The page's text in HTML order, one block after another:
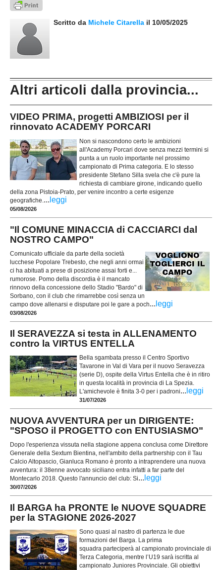
Scritto da Michele Citarella il 10/05/2025
Altri articoli dalla provincia...
VIDEO PRIMA, progetti AMBIZIOSI per il
rinnovato ACADEMY PORCARI
Non si nascondono certo le ambizioni
all'Academy Porcari dove senza mezzi termini si
punta a un ruolo importante nel prossimo
campionato di Prima categoria. E lo stesso
presidente Stefano Silla svela che c'è pure la
richiesta di cambiare girone, indicando quello
della zona Pistoia-Prato, per venire incontro a certe esigenze
geografiche. ... leggi
05/08/2026
"Il COMUNE MINACCIA di CACCIARCI dal
NOSTRO CAMPO"
Comunicato ufficiale da parte della società
lucchese Popolare Trebesto, che negli anni ormai
ci ha abituati a prese di posizione assai forti e...
rumorose. Pomo della discordia è il mancato
rinnovo della concessione dello Stadio "Bardo" di
Sorbano, con il club che rimarrebbe così senza un
campo dove allenarsi e disputare poi le gare a poch... leggi
03/08/2026
Il SERAVEZZA si testa in ALLENAMENTO
contro la VIRTUS ENTELLA
Bella sgambata presso il Centro Sportivo
Tavarone in Val di Vara per il nuovo Seravezza
(serie D), ospite della Virtus Entella che è in ritiro
in questa località in provincia di La Spezia.
L'amichevole è finita 3-0 per i padroni... leggi
31/07/2026
NUOVA AVVENTURA per un DIRIGENTE:
"SPOSO il PROGETTO con ENTUSIASMO"
Dopo l'esperienza vissuta nella stagione appena conclusa come Direttore
Generale della Sextum Bientina, nell'ambito della partnership con il Tau
Calcio Altopascio, Gianluca Romano è pronto a intraprendere una nuova
avventura: il 38enne avvocato siciliano entra infatti a far parte del
Montecarlo 2018. Questo l'annuncio del club: Si... leggi
30/07/2026
Il BARGA ha PRONTE le NUOVE SQUADRE
per la STAGIONE 2026-2027
Sono quasi al nastro di partenza le due
formazioni del Barga. La prima
squadra parteciperà al campionato provinciale di
Terza Categoria, mentre l’U19 sarà iscritta al
campionato Juniores Provinciale. Gli obiettivi